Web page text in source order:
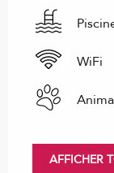
WiFi
AFFICHER